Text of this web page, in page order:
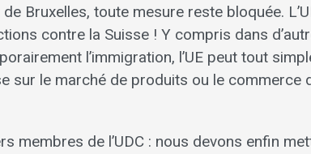
de Bruxelles, toute mesure reste bloquée.
contre la Suisse ! Y compris dans
l’immigration, l’UE peut tout
sur le marché de produits ou le commerce
membres de l’UDC : nous devons enfin